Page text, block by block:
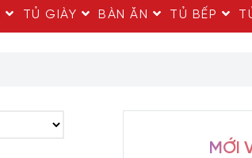
TỦ GIÀY BÀN ĂN TỦ BẾP
MỚI